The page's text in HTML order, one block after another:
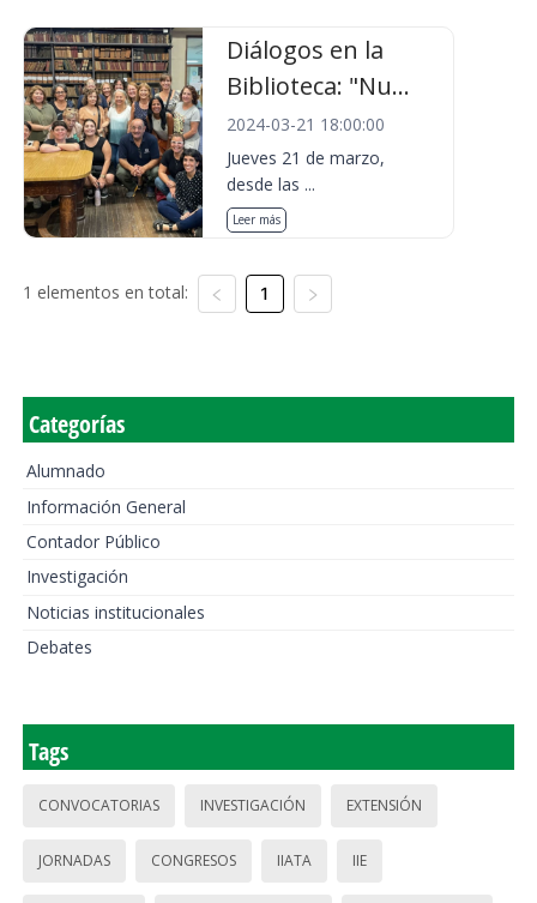
Diálogos en la
Biblioteca: "Nu...
2024-03-21 18:00:00
Jueves 21 de marzo,
desde las ...
Leer más
1 elementos en total: 1
Categorías
Alumnado
Información General
Contador Público
Investigación
Noticias institucionales
Debates
Tags
CONVOCATORIAS INVESTIGACIÓN EXTENSIÓN
JORNADAS CONGRESOS IIATA IIE